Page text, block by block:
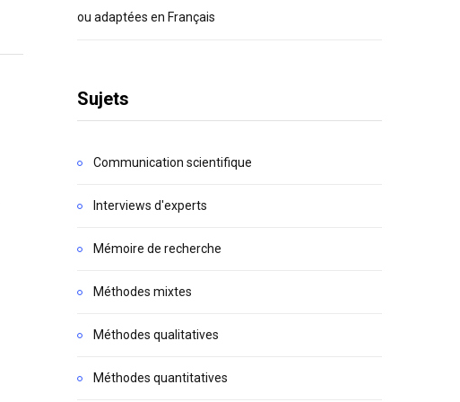
ou adaptées en Français
Sujets
Communication scientifique
Interviews d'experts
Mémoire de recherche
Méthodes mixtes
Méthodes qualitatives
Méthodes quantitatives